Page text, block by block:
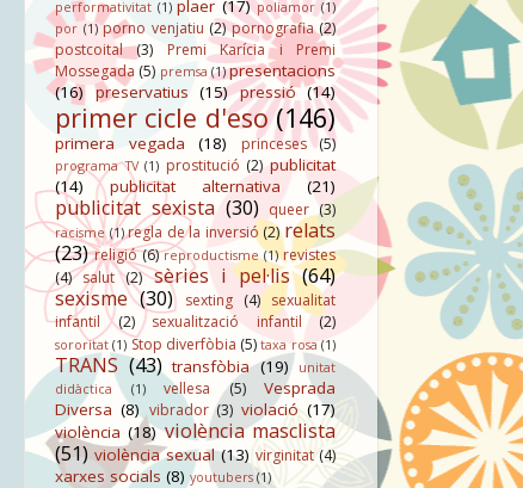
performativitat (1) plaer (17) poliamor (1)
por (1) porno venjatiu (2) pornografia (2)
postcoital
(3)
Premi Karícia i Premi
Mossegada (5) premsa (1) presentacions
(16) preservatius (15) pressió (14)
primer cicle d'eso (146)
primera vegada (18) princeses (5)
programa TV (1) prostitució (2) publicitat
(14)
publicitat alternativa (21)
publicitat sexista (30) queer (3)
racisme (1) regla de la inversió (2) relats
(23) religió (6) reproductisme (1) revistes
(4) salut (2) sèries i pel·lis (64)
sexisme (30) sexting (4) sexualitat
infantil
(2) sexualització infantil (2)
sororitat (1) Stop diverfòbia (5) taxa rosa (1)
TRANS (43) transfòbia (19)
unitat
didàctica
(1) vellesa (5)
Vesprada
Diversa (8) vibrador (3) violació (17)
violència (18) violència masclista
(51) violència sexual (13) virginitat (4)
xarxes socials (8) youtubers (1)